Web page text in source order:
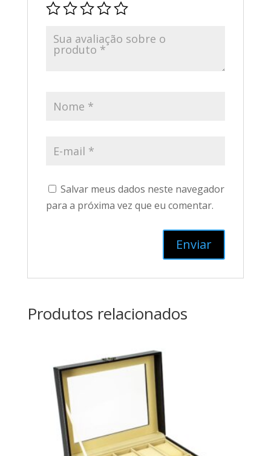
Salvar meus dados neste navegador
para a próxima vez que eu comentar.
Produtos relacionados